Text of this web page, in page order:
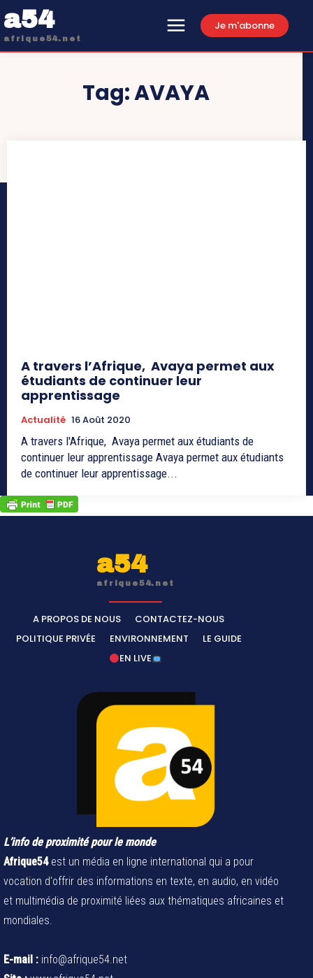
a54
afrique54.net
Je m'abonne
Tag:AVAYA
A travers l’Afrique, Avaya permet aux
étudiants de continuer leur
apprentissage
Actualité 16 Août 2020
A travers l'Afrique, Avaya permet aux étudiants de
continuer leur apprentissage Avaya permet aux étudiants
de continuer leur apprentissage...
a54
afrique54.net
A PROPOS DE NOUS
CONTACTEZ-NOUS
POLITIQUE PRIVÉE
ENVIRONNEMENT
LE GUIDE
EN LIVE
L’info de proximité pour le monde
Afrique54est un média en ligne international qui a pour
vocation d'offrir des informations en texte, en audio, en vidéo
et multimédia de proximité liées aux thématiques africaines et
mondiales.
E-mail : info@afrique54.net